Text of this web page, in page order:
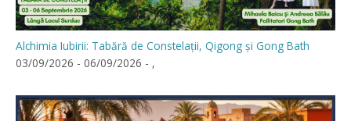
Alchimia Iubirii: Tabără de Constelații, Qigong și Gong Bath
03/09/2026 - 06/09/2026 - ,